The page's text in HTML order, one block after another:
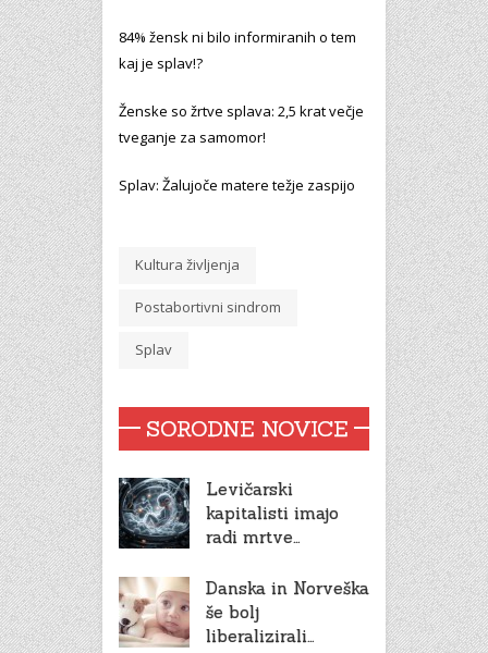
84% žensk ni bilo informiranih o tem
kaj je splav!?
Ženske so žrtve splava: 2,5 krat večje
tveganje za samomor!
Splav: Žalujoče matere težje zaspijo
Kultura življenja
Postabortivni sindrom
Splav
SORODNE NOVICE
Levičarski
kapitalisti imajo
radi mrtve…
Danska in Norveška
še bolj
liberalizirali…